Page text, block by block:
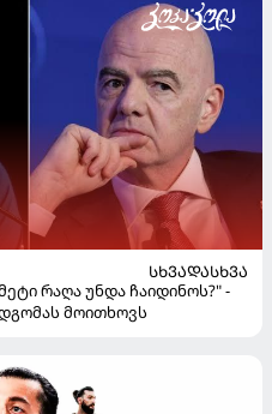
ᲡᲮᲕᲐᲓᲐᲡᲮᲕᲐ
რაღა უნდა ჩაიდინოს?" -
მოითხოვს